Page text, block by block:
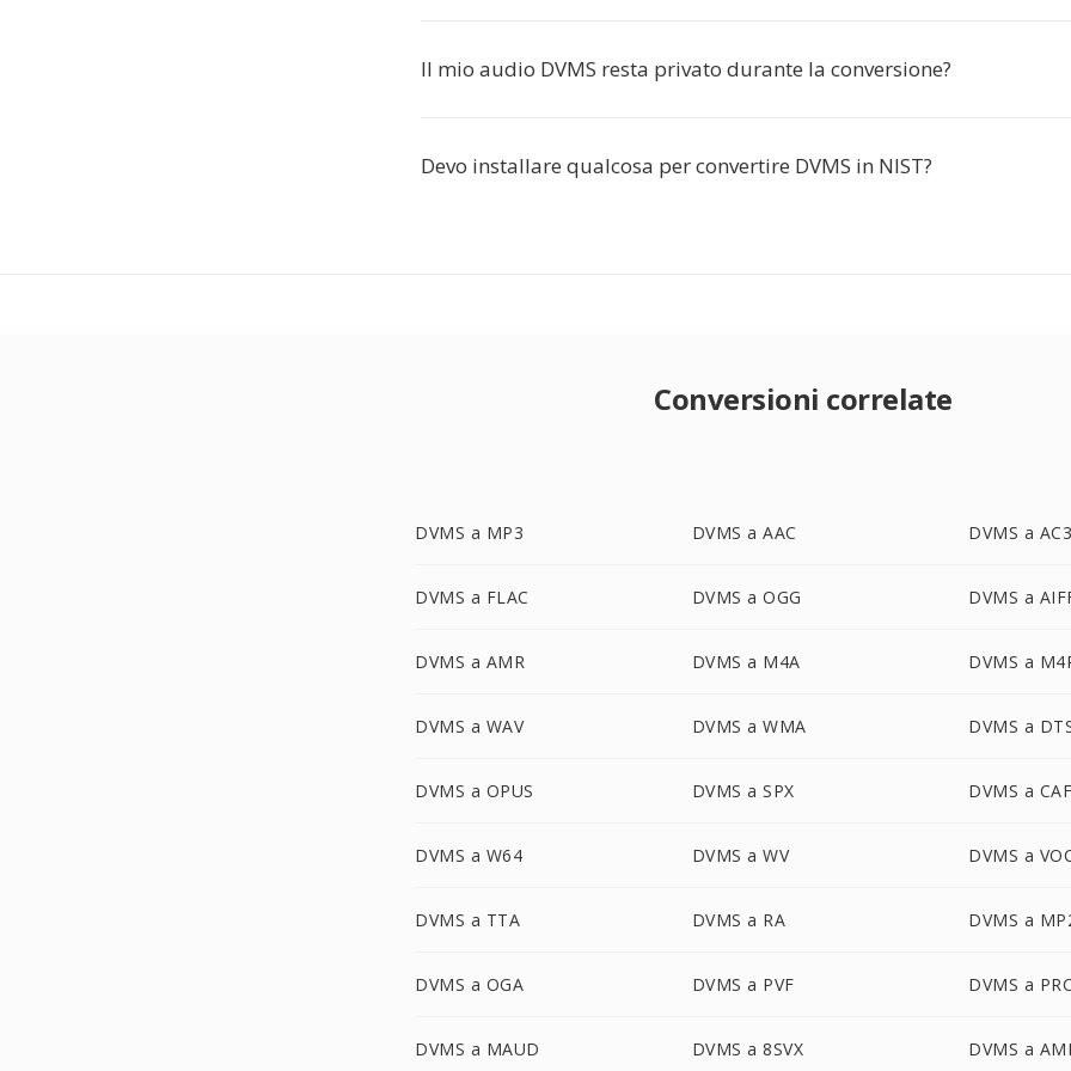
Il mio audio DVMS resta privato durante la conversione?
Devo installare qualcosa per convertire DVMS in NIST?
Conversioni correlate
DVMS a MP3 DVMS a AAC DVMS a
DVMS a FLAC DVMS a OGG DVMS a
DVMS a AMR DVMS a M4A DVMS a
DVMS a WAV DVMS a WMA DVMS a
DVMS a OPUS DVMS a SPX DVMS a
DVMS a W64 DVMS a WV DVMS a
DVMS a TTA DVMS a RA DVMS a
DVMS a OGA DVMS a PVF DVMS a
DVMS a MAUD DVMS a 8SVX DVMS a